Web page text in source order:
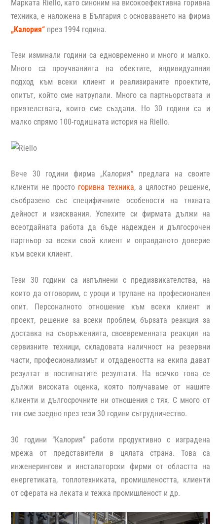
Марката Riello, като синоним на високоефективна горивна
техника, е наложена в България с основаването на фирма
„Калория“ през 1994 година.
Тези изминали години са едновременно и много и малко.
Много са проучванията на обектите, индивидуалния
подход към всеки клиент и реализираните проектите,
опитът, който сме натрупали. Много са партньорствата и
приятелствата, които сме създали. Но 30 години са и
малко спрямо 100-годишната история на Riello.
Вече 30 години фирма „Калория“ предлага на своите
клиенти не просто горивна техника, а цялостно решение,
съобразено със специфичните особености на тяхната
дейност и изисквания. Успехите си фирмата дължи на
всеотдайната работа да бъде надежден и дългосрочен
партньор за всеки свой клиент и оправданото доверие
към всеки клиент.
Тези 30 години са изпълнени с предизвикателства, на
които да отговорим, с уроци и трупане на професионален
опит. Персоналното отношение към всеки клиент и
проект, решение за всеки проблем, бързата реакция за
доставка на съоръженията, своевременната реакция на
сервизните техници, складовата наличност на резервни
части, професионализмът и отдадеността на екипа дават
резултат в постигнатите резултати. На всичко това се
дължи високата оценка, която получаваме от нашите
клиенти и дългосрочните ни отношения с тях. С много от
тях сме заедно през тези 30 години сътрудничество.
30 години “Калория” работи продуктивно с изградена
мрежа от представители в цялата страна. Това са
инженерингови и инсталаторски фирми от областта на
енергетиката, топлотехниката, промишлеността, клиенти
от сферата на леката и тежка промишленост и др.